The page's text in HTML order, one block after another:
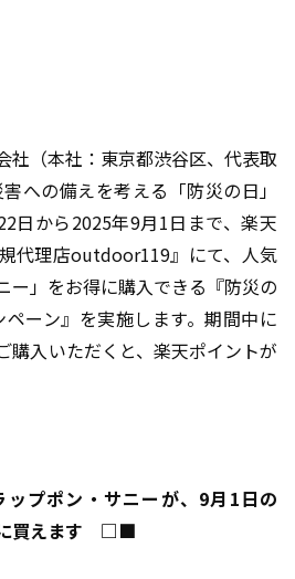
社（本社：東京都渋谷区、代表取
への備えを考える「防災の日」
日から2025年9月1日まで、楽天
代理店outdoor119』にて、人気
ー」をお得に購入できる『防災の
ーン』を実施します。期間中に
購入いただくと、楽天ポイントが
プポン・サニーが、9月1日の
に買えます □■